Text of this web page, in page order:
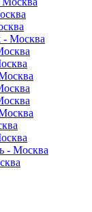
- Москва
- Москва